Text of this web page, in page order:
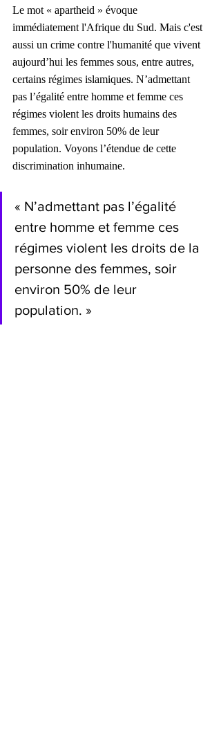
Le mot « apartheid » évoque
immédiatement l'Afrique du Sud. Mais c'est
aussi un crime contre l'humanité que vivent
aujourd’hui les femmes sous, entre autres,
certains régimes islamiques. N’admettant
pas l’égalité entre homme et femme ces
régimes violent les droits humains des
femmes, soir environ 50% de leur
population. Voyons l’étendue de cette
discrimination inhumaine.
« N’admettant pas l’égalité
entre homme et femme ces
régimes violent les droits de la
personne des femmes, soir
environ 50% de leur
population. »